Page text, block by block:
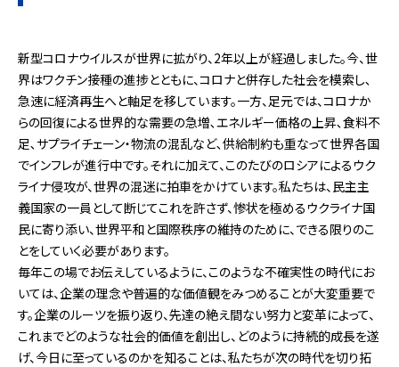
新型コロナウイルスが世界に拡がり、2年以上が経過しました。今、世
界はワクチン接種の進捗とともに、コロナと併存した社会を模索し､
急速に経済再生へと軸足を移しています。一方、足元では、コロナか
らの回復による世界的な需要の急増､エネルギー価格の上昇､食料不
足､サプライチェーン・物流の混乱など､供給制約も重なって世界各国
でインフレが進行中です。それに加えて、このたびのロシアによるウク
ライナ侵攻が、世界の混迷に拍車をかけています。私たちは、民主主
義国家の一員として断じてこれを許さず、惨状を極めるウクライナ国
民に寄り添い、世界平和と国際秩序の維持のために、できる限りのこ
とをしていく必要があります。
毎年この場でお伝えしているように、このような不確実性の時代にお
いては、企業の理念や普遍的な価値観をみつめることが大変重要で
す。企業のルーツを振り返り、先達の絶え間ない努力と変革によって、
これまでどのような社会的価値を創出し、どのように持続的成長を遂
げ、今日に至っているのかを知ることは、私たちが次の時代を切り拓